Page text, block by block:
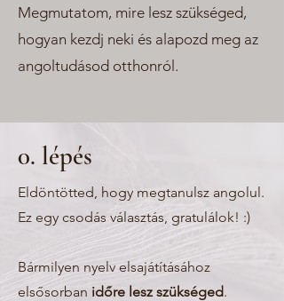
Megmutatom, mire lesz szükséged,
hogyan kezdj neki és alapozd meg az
angoltudásod otthonról.
0. lépés
Eldöntötted, hogy megtanulsz angolul.
Ez egy csodás választás, gratulálok! :)
Bármilyen nyelv elsajátításához
elsősorban időre lesz szükséged.